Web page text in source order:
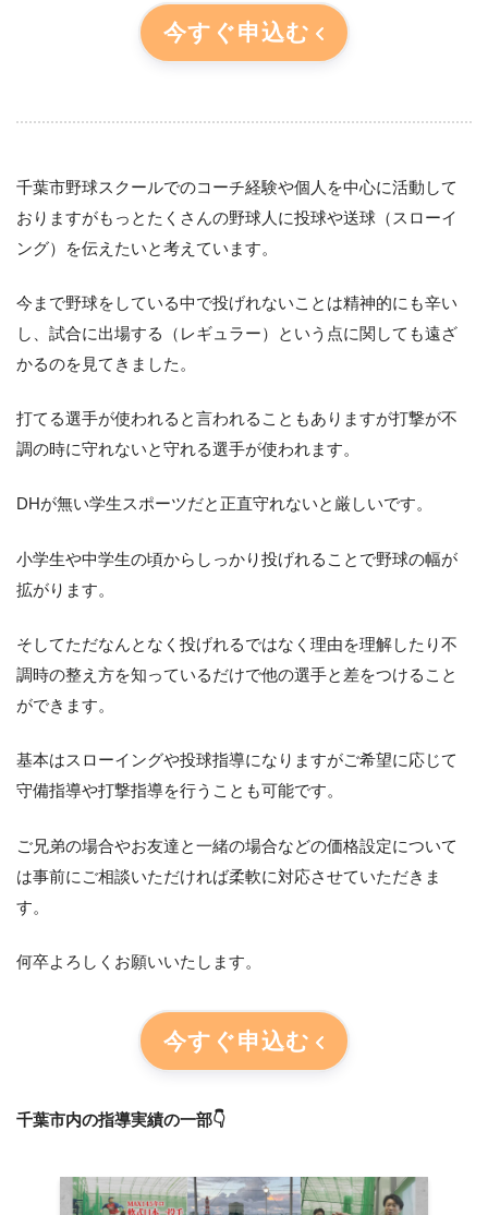
今すぐ申込む
千葉市野球スクールでのコーチ経験や個人を中心に活動して
おりますがもっとたくさんの野球人に投球や送球（スローイ
ング）を伝えたいと考えています。
今まで野球をしている中で投げれないことは精神的にも辛い
し、試合に出場する（レギュラー）という点に関しても遠ざ
かるのを見てきました。
打てる選手が使われると言われることもありますが打撃が不
調の時に守れないと守れる選手が使われます。
DHが無い学生スポーツだと正直守れないと厳しいです。
小学生や中学生の頃からしっかり投げれることで野球の幅が
拡がります。
そしてただなんとなく投げれるではなく理由を理解したり不
調時の整え方を知っているだけで他の選手と差をつけること
ができます。
基本はスローイングや投球指導になりますがご希望に応じて
守備指導や打撃指導を行うことも可能です。
ご兄弟の場合やお友達と一緒の場合などの価格設定について
は事前にご相談いただければ柔軟に対応させていただきま
す。
何卒よろしくお願いいたします。
今すぐ申込む
千葉市内の指導実績の一部👇